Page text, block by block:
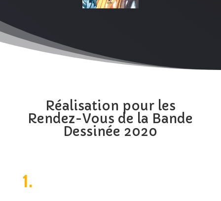
Réalisation pour les
Rendez-Vous de la Bande
Dessinée 2020
1.